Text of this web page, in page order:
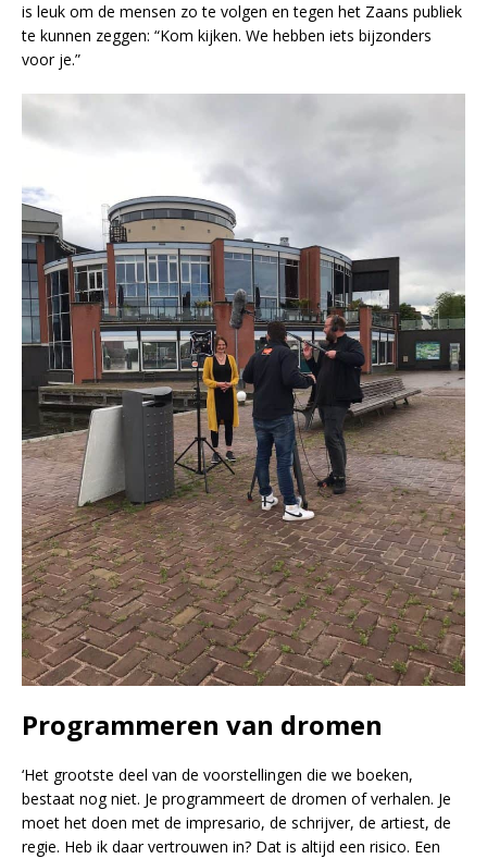
is leuk om de mensen zo te volgen en tegen het Zaans publiek
te kunnen zeggen: “Kom kijken. We hebben iets bijzonders
voor je.”
Programmeren van dromen
‘Het grootste deel van de voorstellingen die we boeken,
bestaat nog niet. Je programmeert de dromen of verhalen. Je
moet het doen met de impresario, de schrijver, de artiest, de
regie. Heb ik daar vertrouwen in? Dat is altijd een risico. Een